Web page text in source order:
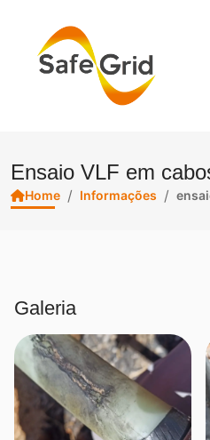
Ensaio VLF em
Home / Informações /
Galeria